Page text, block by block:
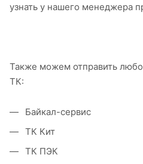
узнать у нашего менеджера
Также можем отправить
ТК:
Байкал-сервис
ТК Кит
ТК ПЭК